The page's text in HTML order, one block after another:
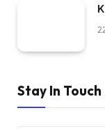
Stay In Touch